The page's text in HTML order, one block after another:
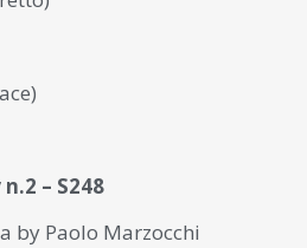
con gran éxito de crítica y
piano de Marzocchi,
Piano Works (galardonado
lanzadas recientemente
del nuevo sello
– S248
by Paolo Marzocchi